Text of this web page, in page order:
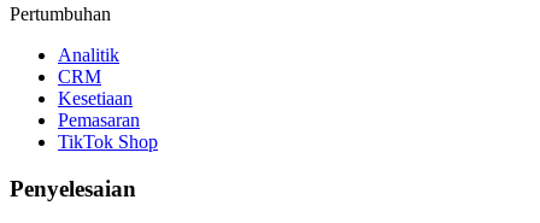
Pertumbuhan
Analitik
CRM
Kesetiaan
Pemasaran
TikTok Shop
Penyelesaian